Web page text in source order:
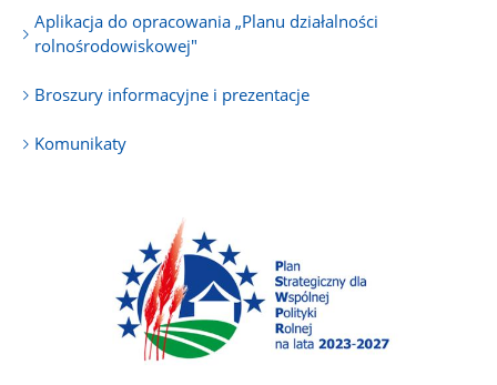
Aplikacja do opracowania „Planu działalności
rolnośrodowiskowej"
Broszury informacyjne i prezentacje
Komunikaty